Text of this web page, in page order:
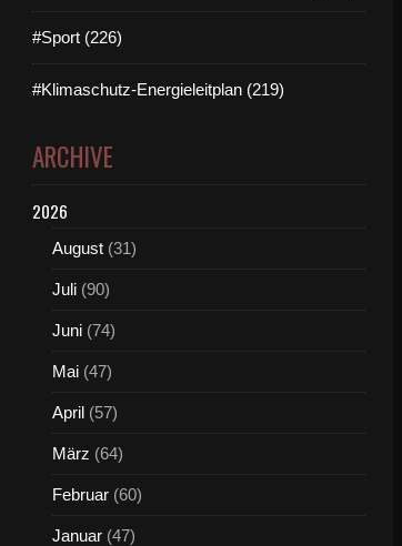
#Sport (226)
#Klimaschutz-Energieleitplan (219)
ARCHIVE
2026
August (31)
Juli (90)
Juni (74)
Mai (47)
April (57)
März (64)
Februar (60)
Januar (47)